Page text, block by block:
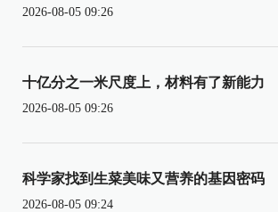
2026-08-05 09:26
十亿分之一米尺度上，材料有了新能力
2026-08-05 09:26
科学家找到生菜美味又营养的基因密码
2026-08-05 09:24